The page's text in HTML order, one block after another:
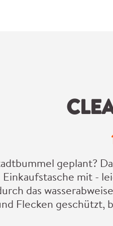
geplant?
Einkaufstasche mit -
das
Flecken geschützt,